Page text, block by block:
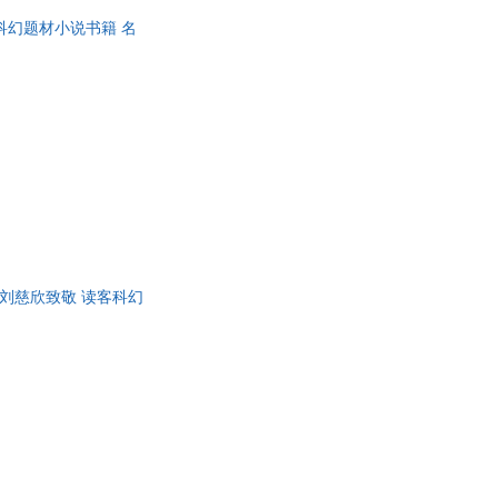
幻题材小说书籍 名
慈欣致敬 读客科幻